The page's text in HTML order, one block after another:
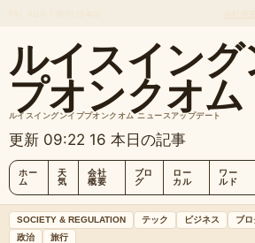
ルイスイン
プオンクオム
ルイスイングンイププオンクオム ニュースアップデート
更新 09:22 16 本日の記事
ホー
ム
天
気
会社
概要
ブロ
グ
ロー
カル
ワー
ルド
SOCIETY & REGULATION テック ビジネス ブロ
政治
旅行